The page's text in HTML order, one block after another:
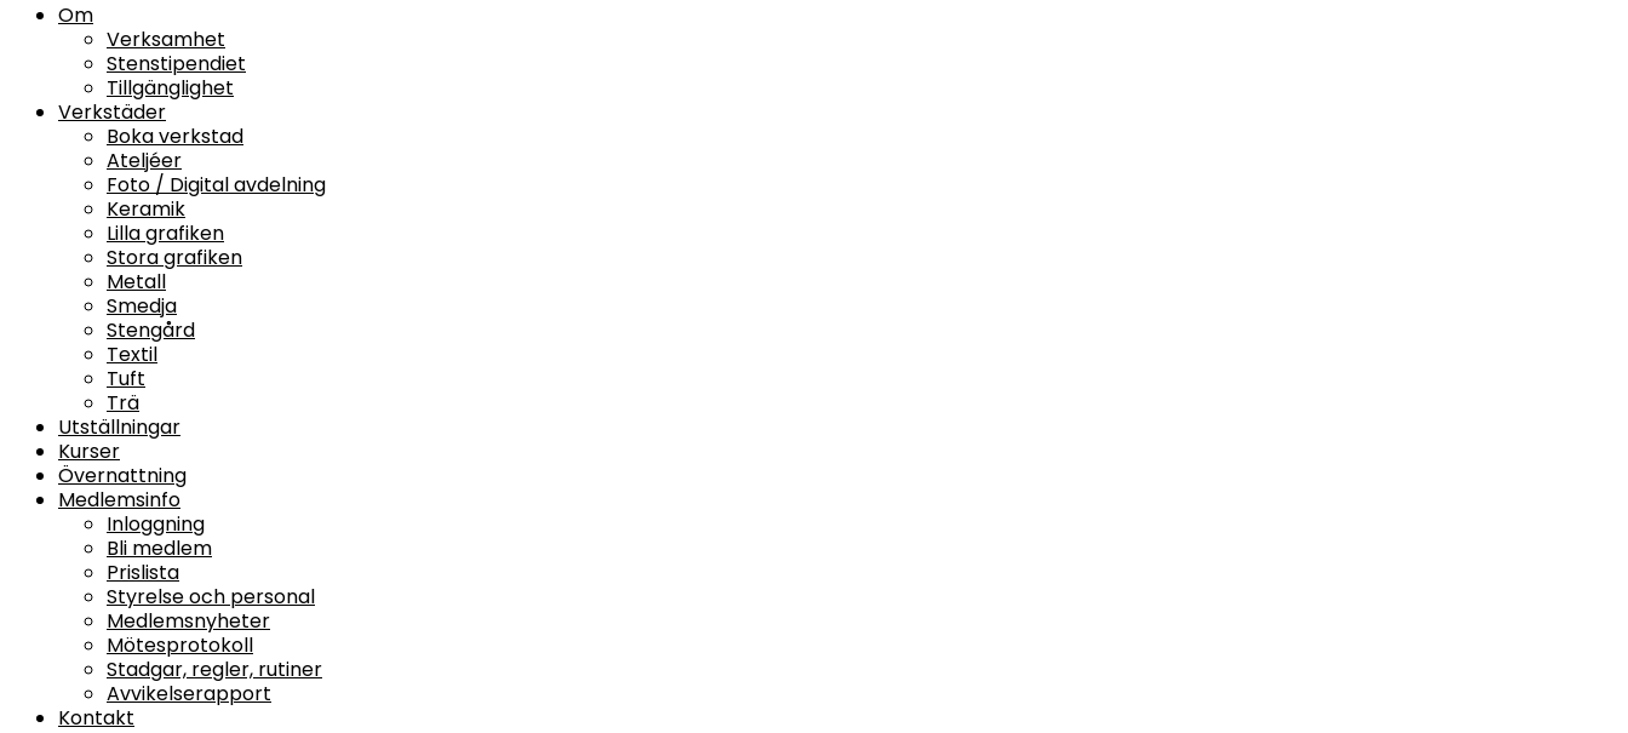
Om
Verksamhet
Stenstipendiet
Tillgänglighet
Verkstäder
Boka verkstad
Ateljéer
Foto / Digital avdelning
Keramik
Lilla grafiken
Stora grafiken
Metall
Smedja
Stengård
Textil
Tuft
Trä
Utställningar
Kurser
Övernattning
Medlemsinfo
Inloggning
Bli medlem
Prislista
Styrelse och personal
Medlemsnyheter
Mötesprotokoll
Stadgar, regler, rutiner
Avvikelserapport
Kontakt